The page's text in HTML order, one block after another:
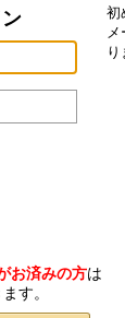
お済みの方は
す。
初
り